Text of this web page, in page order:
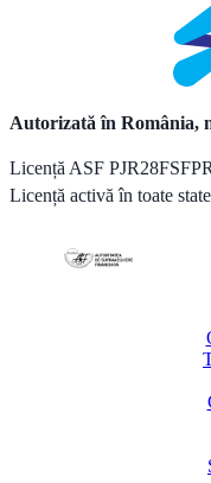
Autorizată în România,
Licență ASF
Licență activă în toate